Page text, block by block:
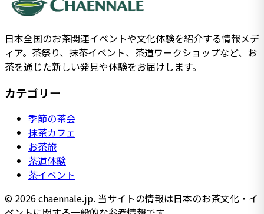
日本全国のお茶関連イベントや文化体験を紹介する情報メデ
ィア。茶祭り、抹茶イベント、茶道ワークショップなど、お
茶を通じた新しい発見や体験をお届けします。
カテゴリー
季節の茶会
抹茶カフェ
お茶旅
茶道体験
茶イベント
© 2026 chaennale.jp. 当サイトの情報は日本のお茶文化・イ